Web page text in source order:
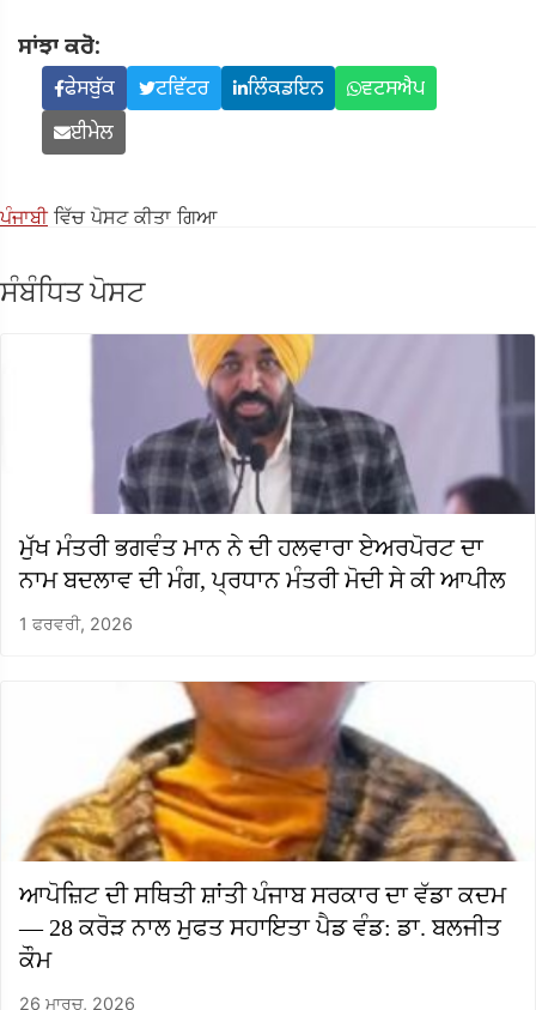
ਸਾਂਝਾ ਕਰੋ:
ਫੇਸਬੁੱਕ ਟਵਿੱਟਰ ਲਿੰਕਡਇਨ
ਵਟਸਐਪ
ਈਮੇਲ
ਪੰਜਾਬੀਵਿੱਚ ਪੋਸਟ ਕੀਤਾ ਗਿਆ
ਸੰਬੰਧਿਤ ਪੋਸਟ
ਮੁੱਖ ਮੰਤਰੀ ਭਗਵੰਤ ਮਾਨ ਨੇ ਦੀ ਹਲਵਾਰਾ ਏਅਰਪੋਰਟ ਦਾ
ਨਾਮ ਬਦਲਾਵ ਦੀ ਮੰਗ, ਪ੍ਰਧਾਨ ਮੰਤਰੀ ਮੋਦੀ ਸੇ ਕੀ ਆਪੀਲ
1 ਫਰਵਰੀ, 2026
ਆਪੋਜ਼ਿਟ ਦੀ ਸਥਿਤੀ ਸ਼ਾਂਤੀ ਪੰਜਾਬ ਸਰਕਾਰ ਦਾ ਵੱਡਾ ਕਦਮ
— 28 ਕਰੋੜ ਨਾਲ ਮੁਫਤ ਸਹਾਇਤਾ ਪੈਡ ਵੰਡ: ਡਾ. ਬਲਜੀਤ
ਕੌਮ
26 ਮਾਰਚ, 2026